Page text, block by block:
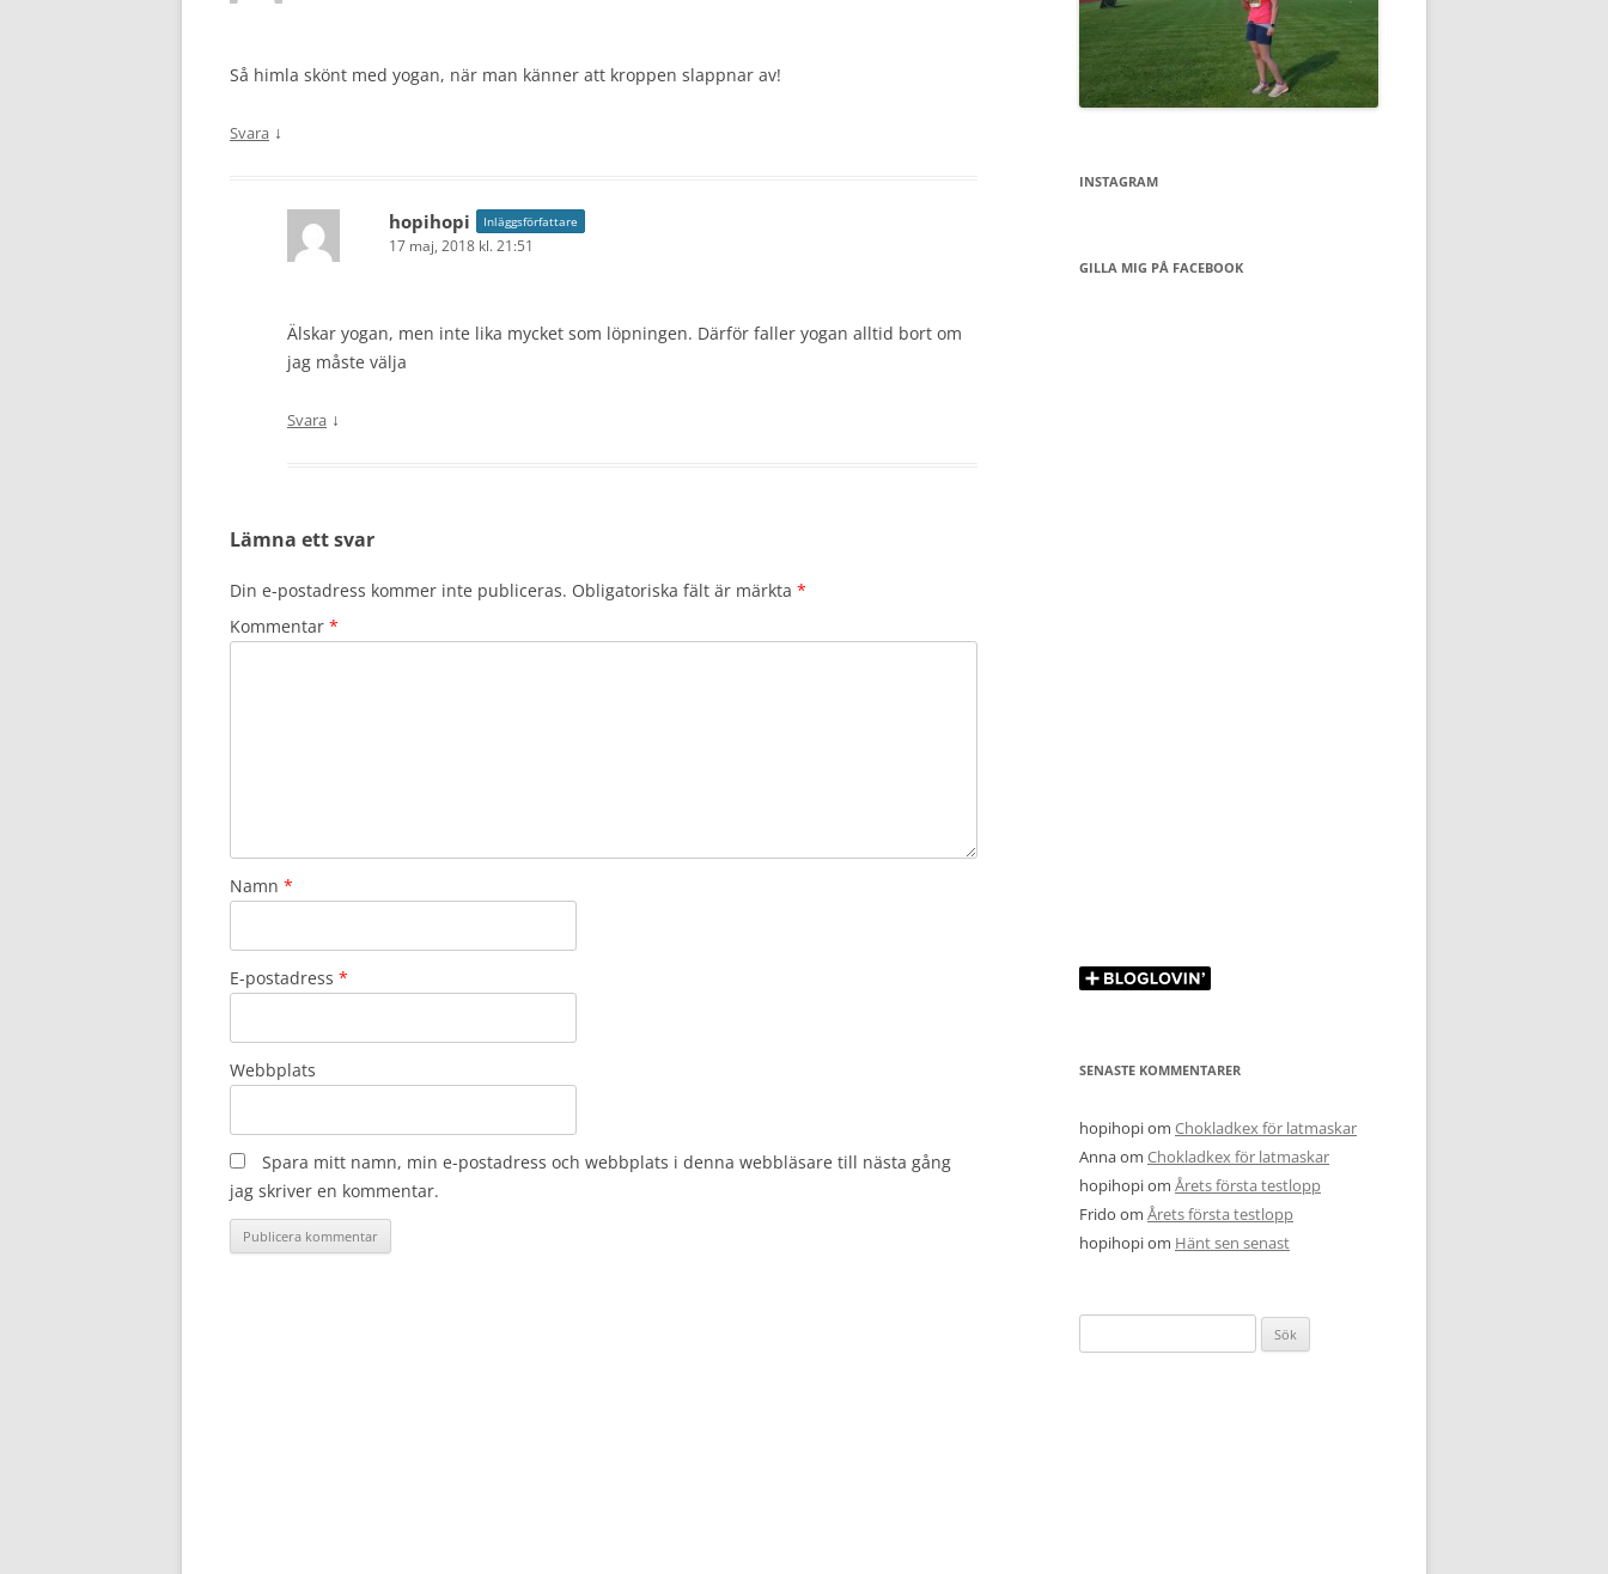
Så himla skönt med yogan, när man känner att kroppen slappnar av!
Svara ↓
hopihopi Inläggsförfattare
17 maj, 2018 kl. 21:51
Älskar yogan, men inte lika mycket som löpningen. Därför faller yogan alltid bort om
jag måste välja
Svara ↓
Lämna ett svar
Din e-postadress kommer inte publiceras. Obligatoriska fält är märkta *
Kommentar *
Namn *
E-postadress *
Webbplats
Spara mitt namn, min e-postadress och webbplats i denna webbläsare till nästa gång
jag skriver en kommentar.
INSTAGRAM
GILLA MIG PÅ FACEBOOK
SENASTE KOMMENTARER
hopihopiom Chokladkex för latmaskar
Annaom Chokladkex för latmaskar
hopihopiom Årets första testlopp
Frido om Årets första testlopp
hopihopiom Hänt sen senast
efter: